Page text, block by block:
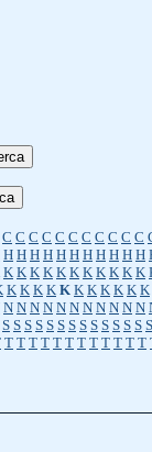
C C C C C C C C C C C
H H H H H H H H H H H
K K K K K K K K K K K
K K K K K K K K K K K
N N N N N N N N N N N
S S S S S S S S S S S S S S
T T T T T T T T T T T T